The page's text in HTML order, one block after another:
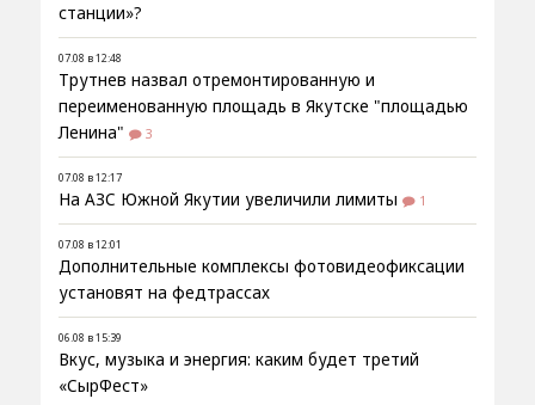
станции»?
07.08 в 12:48
Трутнев назвал отремонтированную и
переименованную площадь в Якутске "площадью
Ленина"
3
07.08 в 12:17
На АЗС Южной Якутии увеличили лимиты 1
07.08 в 12:01
Дополнительные комплексы фотовидеофиксации
установят на федтрассах
06.08 в 15:39
Вкус, музыка и энергия: каким будет третий
«СырФест»